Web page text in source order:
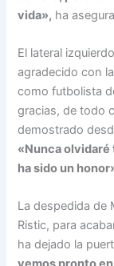
vida», ha
El lateral
agradecido con
como futbolista
gracias, de todo
demostrado
«Nunca
ha sido un
La despedida de
Ristic, para
ha dejado la